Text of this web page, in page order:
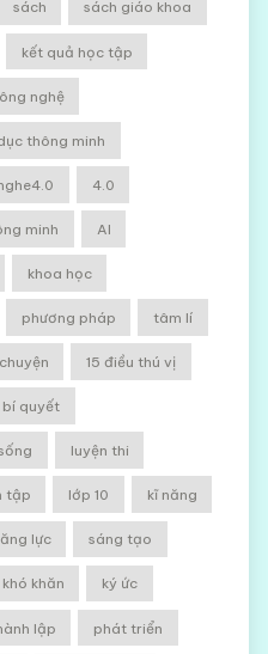
sách sách giáo khoa
kết quả học tập
nghệ
thông minh
4.0
minh AI
khoa học
phương pháp tâm lí
15 điều thú vị
bí quyết
luyện thi
tập lớp 10 kĩ năng
lực sáng tạo
khó khăn ký ức
lập phát triển